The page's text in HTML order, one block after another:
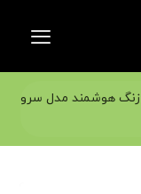
زنگ هوشمند مدل سرو